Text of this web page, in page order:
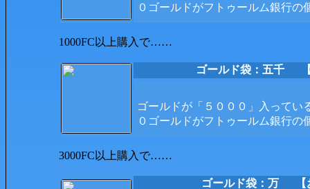
０ゴールドがフトゥールム銀行の
1000FC以上購入で……
ゴールド袋：五千 【
ゴールドが「５０００」入ってい
０ゴールドがフトゥールム銀行の
3000FC以上購入で……
ゴールド袋：万 【